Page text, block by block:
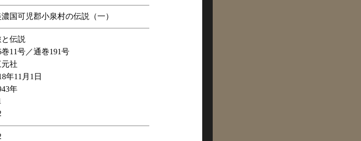
濃国可児郡小泉村の伝説（一）
伝説
巻11号／通巻191号
元社
年11月1日
年